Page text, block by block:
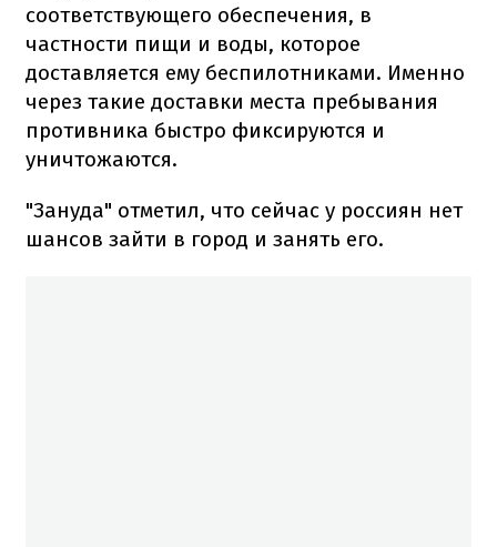
соответствующего обеспечения, в
частности пищи и воды, которое
доставляется ему беспилотниками. Именно
через такие доставки места пребывания
противника быстро фиксируются и
уничтожаются.
"Зануда" отметил, что сейчас у россиян нет
шансов зайти в город и занять его.